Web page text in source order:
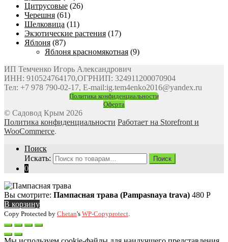
Цитрусовые (26)
Черешня (61)
Шелковица (11)
Экзотические растения (17)
Яблоня (87)
Яблоня красномякотная (9)
ИП Темченко Игорь Александрович
ИНН: 910524764170,ОГРНИП: 324911200070904
Тел: +7 978 790-02-17, E-mail:ig.tem4enko2016@yandex.ru
Политика конфиденциальности
Оферта
© Садовод Крым 2026
Политика конфиденциальности Работает на Storefront и
WooCommerce.
Поиск
Искать:
Поиск
0
Вы смотрите: Пампасная трава (Pampasnaya trava) 480 Р
В корзину
Copy Protected by Chetan's WP-Copyprotect